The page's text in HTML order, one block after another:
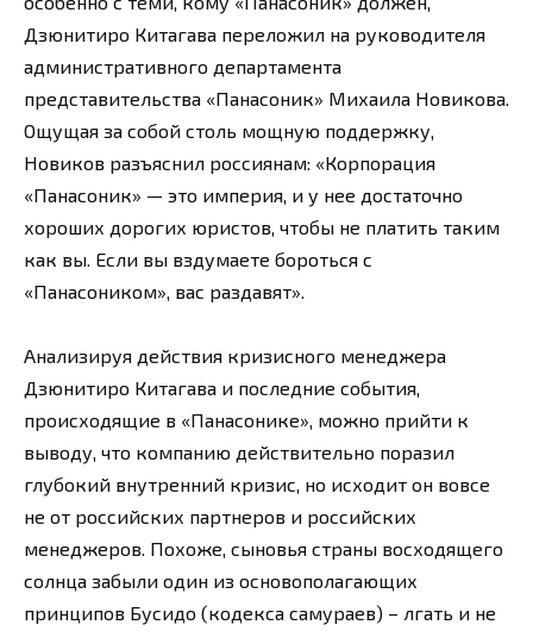
Дзюнитиро Китагава переложил на руководителя
административного департамента
представительства «Панасоник» Михаила Новикова.
Ощущая за собой столь мощную поддержку,
Новиков разъяснил россиянам: «Корпорация
«Панасоник» — это империя, и у нее достаточно
хороших дорогих юристов, чтобы не платить таким
как вы. Если вы вздумаете бороться с
«Панасоником», вас раздавят».
Анализируя действия кризисного менеджера
Дзюнитиро Китагава и последние события,
происходящие в «Панасонике», можно прийти к
выводу, что компанию действительно поразил
глубокий внутренний кризис, но исходит он вовсе
не от российских партнеров и российских
менеджеров. Похоже, сыновья страны восходящего
солнца забыли один из основополагающих
принципов Бусидо (кодекса самураев) – лгать и не